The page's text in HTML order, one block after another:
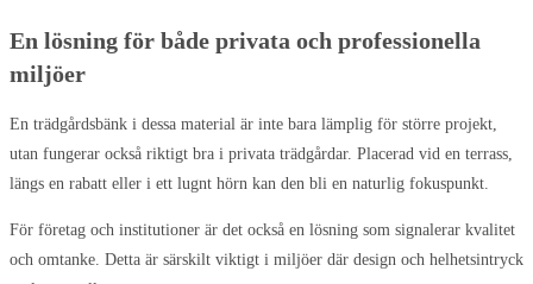
En lösning för både privata och professionella
miljöer
En trädgårdsbänk i dessa material är inte bara lämplig för större projekt,
utan fungerar också riktigt bra i privata trädgårdar. Placerad vid en terrass,
längs en rabatt eller i ett lugnt hörn kan den bli en naturlig fokuspunkt.
För företag och institutioner är det också en lösning som signalerar kvalitet
och omtanke. Detta är särskilt viktigt i miljöer där design och helhetsintryck